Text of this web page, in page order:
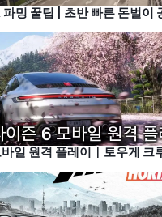
밍 꿀팁 | 초반 빠른 돈벌이
일 원격 플레이｜토우게 크